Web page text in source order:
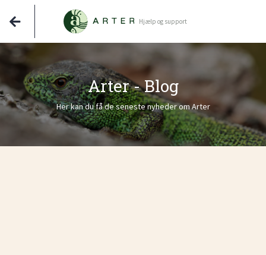
Hjælp og support
Arter - Blog
Her kan du få de seneste nyheder om Arter